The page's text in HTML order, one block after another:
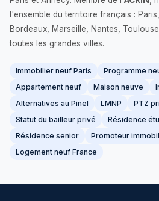
l'ensemble du territoire français :
Bordeaux, Marseille, Nantes,
toutes les grandes villes.
Immobilier neuf Paris
Programme
Appartement neuf
Maison neuve
Alternatives au Pinel
LMNP
PTZ
Statut du bailleur privé
Résidence
Résidence senior
Promoteur
Logement neuf France